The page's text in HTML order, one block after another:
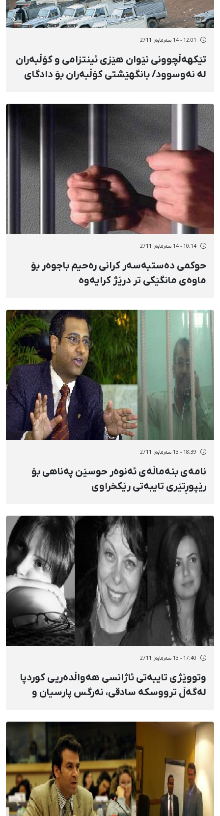
12:01 - 14 سەرماوەز 2711
تێكهەڵچوونی نێوان هێزی ئینتزامی و كۆڵبەران
لە نەوسوود/ بانگهێشتی كۆڵبەران بۆ دادگای
10:14 - 14 سەرماوەز 2711
حوكمی دەستبەسەر كرانی رەحیم باجوەر بۆ
ماوەی مانگێكی تر درێژ كرایەوە
18:39 - 13 سەرماوەز 2711
نامەی بنەماڵەی ئەنوەر حوسێن پەناهی بۆ
رێپوڕتێری تایبەتی رێكخراوی
17:40 - 13 سەرماوەز 2711
وتووێژی تایبەتی ئاژانسی هەواڵدەریی كوردپا
لەگەڵ ترووسكە سادقی، نەرگس پارسیان و